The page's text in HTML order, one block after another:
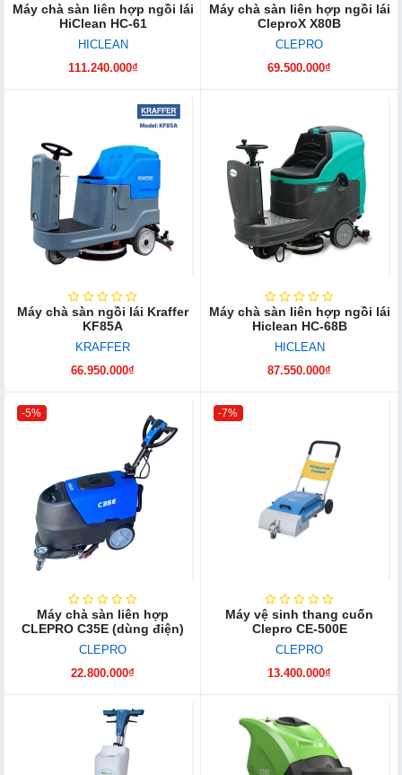
Máy chà sàn liên hợp ngồi lái
HiClean HC-61
HICLEAN
111.240.000₫
Máy chà sàn liên hợp ngồi lái
CleproX X80B
CLEPRO
69.500.000₫
Máy chà sàn ngồi lái Kraffer
KF85A
KRAFFER
66.950.000₫
Máy chà sàn liên hợp ngồi lái
Hiclean HC-68B
HICLEAN
87.550.000₫
-5%
Máy chà sàn liên hợp
CLEPRO C35E (dùng điện)
CLEPRO
22.800.000₫
-7%
Máy vệ sinh thang cuốn
Clepro CE-500E
CLEPRO
13.400.000₫